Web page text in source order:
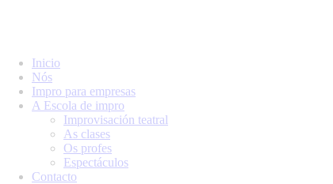
Inicio
Nós
Impro para empresas
A Escola de impro
Improvisación teatral
As clases
Os profes
Espectáculos
Contacto